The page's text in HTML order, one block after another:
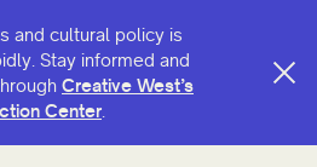
and cultural policy is
Stay informed and
Creative West’s
Center.